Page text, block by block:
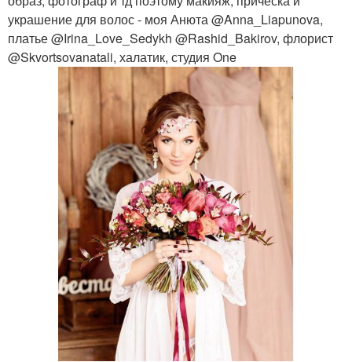
украшение для волос - моя Анюта @Anna_Liapunova,
платье @Irina_Love_Sedykh @Rashid_Bakirov, флорист
@Skvortsovanatali, халатик, студия One